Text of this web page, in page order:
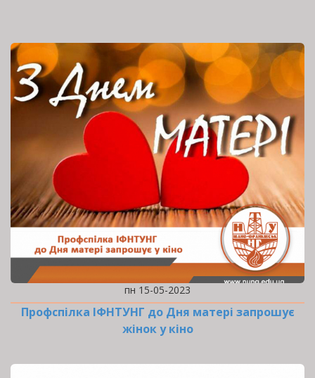
пн 15-05-2023
Профспілка ІФНТУНГ до Дня матері запрошує
жінок у кіно